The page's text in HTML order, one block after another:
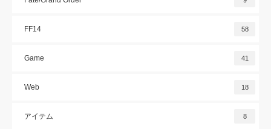
FF14 58
Game 41
Web 18
アイテム 8